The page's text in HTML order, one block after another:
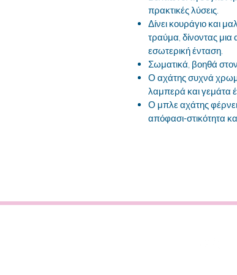
πρακτικές λύσεις.
Δίνει κουράγιο και
τραύμα, δίνοντας μια
εσωτερική ένταση.
Σωματικά, βοηθά
Ο αχάτης συχνά
λαμπερά και γεμάτα
Ο μπλε αχάτης
απόφασι-στικότητα